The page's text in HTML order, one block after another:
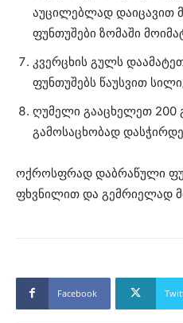
აუცილებლად დაიცავით
ფუნთუშები ზომაში
კვერცხის გულს
ფუნთუშებს წაუსვით
ღუმელი გააცხელეთ 200
გამოსაცხობად
ოქროსფრად დაბრაწული
ფხვნილით და გემრიელად
Facebook